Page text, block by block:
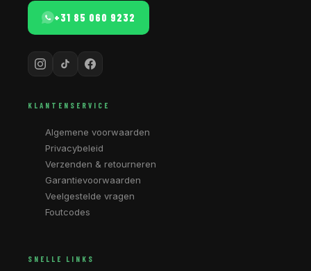
+31 85 060 9232
KLANTENSERVICE
Algemene voorwaarden
Privacybeleid
Verzenden & retourneren
Garantievoorwaarden
Veelgestelde vragen
Foutcodes
SNELLE LINKS